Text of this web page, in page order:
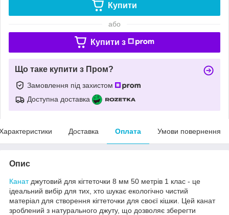
Купити
або
Купити з
Що таке купити з Пром?
Замовлення під захистом
Доступна доставка
Доставка Оплата Умови повернення
Опис
Канатджутовий для кігтеточки 8 мм 50 метрів 1 клас - це
ідеальний вибір для тих, хто шукає екологічно чистий
матеріал для створення кігтеточки для своєї кішки. Цей канат
зроблений з натурального джуту, що дозволяє зберегти